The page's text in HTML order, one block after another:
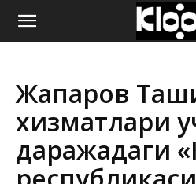
ҚИРҒИЗИСТОН
ЯНГИЛИКЛАРИ
Жапаров
хизматлари
даражадаги